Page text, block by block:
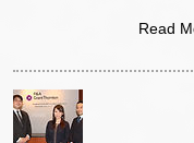
Read